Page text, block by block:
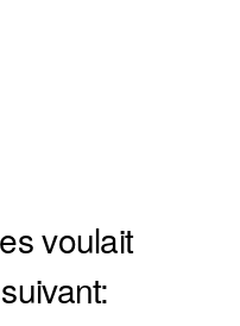
voulait